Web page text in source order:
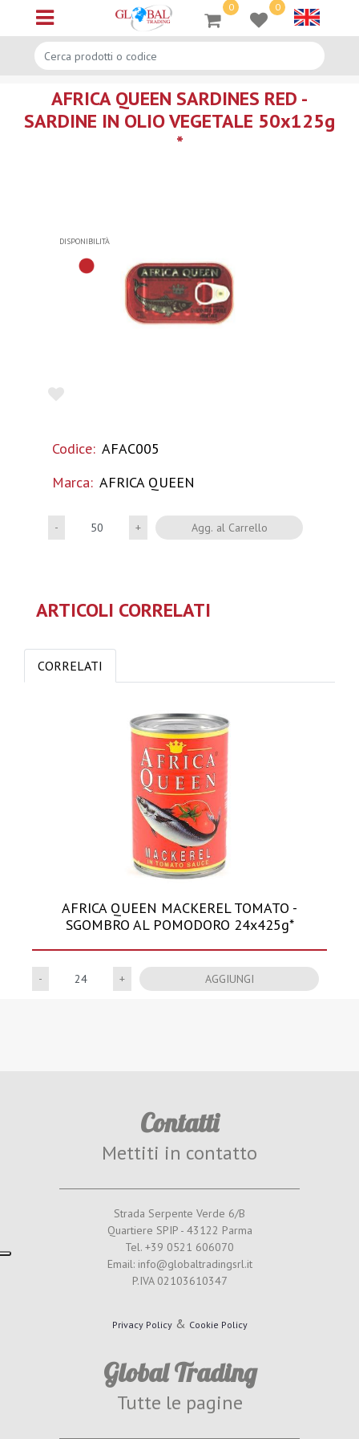
Open menu
0 0
AFRICA QUEEN SARDINES RED -
SARDINE IN OLIO VEGETALE 50x125g
*
DISPONIBILITÀ
Codice: AFAC005
Marca: AFRICA QUEEN
QuantitàAgg. al Carrello
ARTICOLI CORRELATI
CORRELATI
AFRICA QUEEN MACKEREL TOMATO -
SGOMBRO AL POMODORO 24x425g*
AGGIUNGI
Contatti
Mettiti in contatto
Strada Serpente Verde 6/B
Quartiere SPIP - 43122 Parma
Tel. +39 0521 606070
Email: info@globaltradingsrl.it
P.IVA 02103610347
Privacy Policy& Cookie Policy
Global Trading
Tutte le pagine